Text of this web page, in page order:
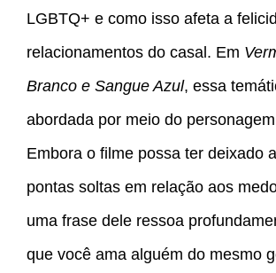
LGBTQ+ e como isso afeta a
relacionamentos do casal. Em
Branco e Sangue Azul, essa
abordada por meio do
Embora o filme possa ter deixado
pontas soltas em relação aos
uma frase dele ressoa
que você ama alguém do mesmo